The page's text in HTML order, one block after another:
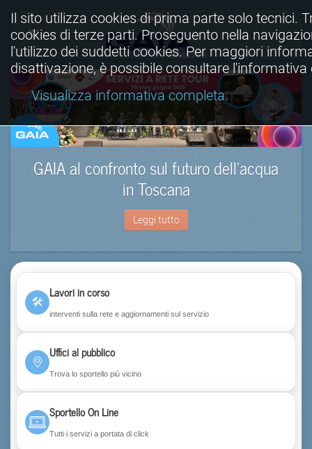
GAIA al confronto sul futuro dell’acqua
in Toscana
Leggi tutto
🛠
Lavori in corso
interventi sulla rete e aggiornamenti sul servizio
Uffici al pubblico
Trova lo sportello più vicino
Sportello On Line
Tutti i servizi a portata di click
Il sito utilizza cookies di prima parte solo tecnici.
cookies di terze parti. Proseguento nella
l'utilizzo dei suddetti cookies. Per maggiori
disattivazione, è possibile consultare
Visualizza informativa completa.